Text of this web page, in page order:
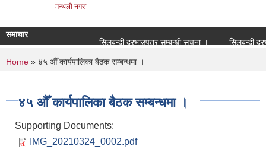
मन्थली नगर"
समाचार
सिलबन्दी दरभाउपत्र सम्बन्धी सूचना ।
सिलबन्दी
You are here
Home » ४५ औँ कार्यपालिका बैठक सम्बन्धमा ।
४५ औँ कार्यपालिका बैठक सम्बन्धमा ।
Supporting Documents:
IMG_20210324_0002.pdf